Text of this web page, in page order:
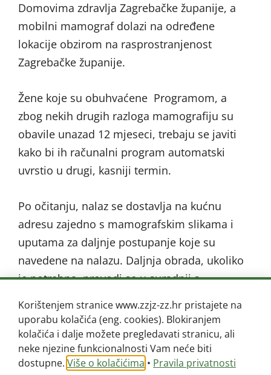
Domovima zdravlja Zagrebačke županije, a
mobilni mamograf dolazi na određene
lokacije obzirom na rasprostranjenost
Zagrebačke županije.
Žene koje su obuhvaćene Programom, a
zbog nekih drugih razloga mamografiju su
obavile unazad 12 mjeseci, trebaju se javiti
kako bi ih računalni program automatski
uvrstio u drugi, kasniji termin.
Po očitanju, nalaz se dostavlja na kućnu
adresu zajedno s mamografskim slikama i
uputama za daljnje postupanje koje su
navedene na nalazu. Daljnja obrada, ukoliko
je potrebna, provodi se u suradnji s
Za sva pitanja i nejasnoće oko provođenja
Nacionalnog programa ranog otkrivanja raka
dojke, stanovnice Zagrebačke županije mogu
Korištenjem stranice www.zzjz-zz.hr pristajete na
uporabu kolačića (eng. cookies). Blokiranjem
kolačića i dalje možete pregledavati stranicu, ali
neke njezine funkcionalnosti Vam neće biti
dostupne. Više o kolačićima • Pravila privatnosti